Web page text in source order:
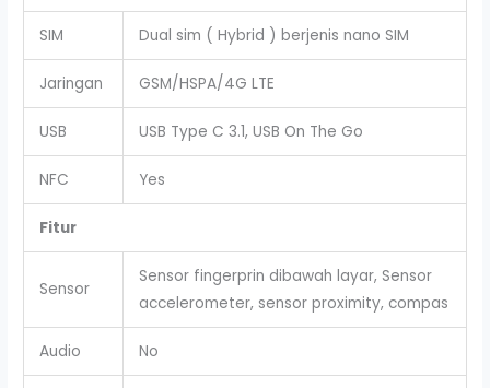
SIM Dual sim ( Hybrid ) berjenis nano SIM
Jaringan GSM/HSPA/4G LTE
USB USB Type C 3.1, USB On The Go
NFC Yes
Fitur
Sensor
Sensor fingerprin dibawah layar, Sensor
accelerometer, sensor proximity, compas
Audio No